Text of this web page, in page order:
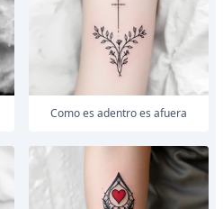
como es adentro es afuera